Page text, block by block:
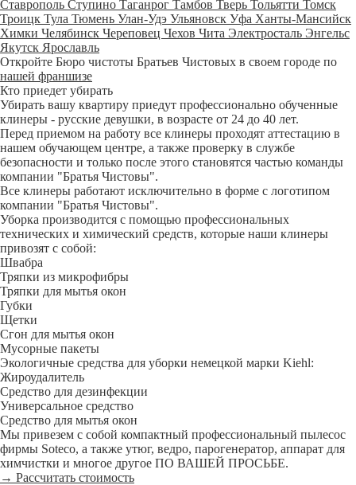
Ставрополь Ступино Таганрог Тамбов Тверь Тольятти Томск
Троицк Тула Тюмень Улан-Удэ Ульяновск Уфа Ханты-Мансийск
Химки Челябинск Череповец Чехов Чита Электросталь Энгельс
Якутск Ярославль
Откройте Бюро чистоты Братьев Чистовых в своем городе по
нашей франшизе
Кто приедет убирать
Убирать вашу квартиру приедут профессионально обученные
клинеры - русские девушки, в возрасте от 24 до 40 лет.
Перед приемом на работу все клинеры проходят аттестацию в
нашем обучающем центре, а также проверку в службе
безопасности и только после этого становятся частью команды
компании "Братья Чистовы".
Все клинеры работают исключительно в форме с логотипом
компании "Братья Чистовы".
Уборка производится с помощью профессиональных
технических и химический средств, которые наши клинеры
привозят с собой:
Швабра
Тряпки из микрофибры
Тряпки для мытья окон
Губки
Щетки
Сгон для мытья окон
Мусорные пакеты
Экологичные средства для уборки немецкой марки Kiehl:
Жироудалитель
Средство для дезинфекции
Универсальное средство
Средство для мытья окон
Мы привезем с собой компактный профессиональный пылесос
фирмы Soteco, а также утюг, ведро, парогенератор, аппарат для
химчистки и многое другое ПО ВАШЕЙ ПРОСЬБЕ.
→ Рассчитать стоимость